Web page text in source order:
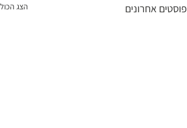
פוסטים אחרונים הצג הכול